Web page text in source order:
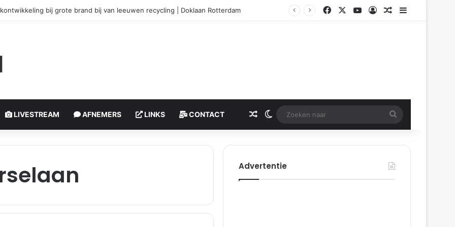
bij grote brand bij van leeuwen recycling | Doklaan Rotterdam Facebook
X YouTubeLog InGerelateerd artikel
Sidebar
LIVESTREAM AFNEMERS LINKS CONTACT Gerelateerd artikel
Switch skin
Zoeken
naar
Advertentie